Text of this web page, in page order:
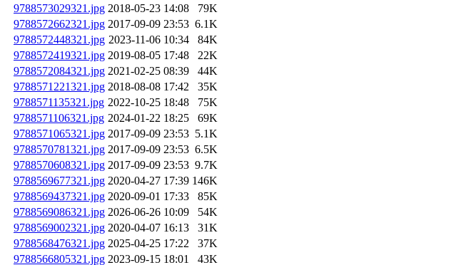
9788573029321.jpg 2018-05-23 14:08
79K
9788572662321.jpg 2017-09-09 23:53 6.1K
9788572448321.jpg 2023-11-06 10:34
84K
9788572419321.jpg 2019-08-05 17:48
22K
9788572084321.jpg 2021-02-25 08:39
44K
9788571221321.jpg 2018-08-08 17:42
35K
9788571135321.jpg 2022-10-25 18:48
75K
9788571106321.jpg 2024-01-22 18:25
69K
9788571065321.jpg 2017-09-09 23:53 5.1K
9788570781321.jpg 2017-09-09 23:53 6.5K
9788570608321.jpg 2017-09-09 23:53 9.7K
9788569677321.jpg 2020-04-27 17:39 146K
9788569437321.jpg 2020-09-01 17:33
85K
9788569086321.jpg 2026-06-26 10:09
54K
9788569002321.jpg 2020-04-07 16:13
31K
9788568476321.jpg 2025-04-25 17:22
37K
9788566805321.jpg 2023-09-15 18:01 43K